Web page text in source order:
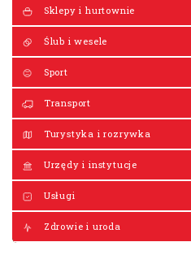
Sklepy i hurtownie
Ślub i wesele
Sport
Transport
Turystyka i rozrywka
Urzędy i instytucje
Usługi
Zdrowie i uroda